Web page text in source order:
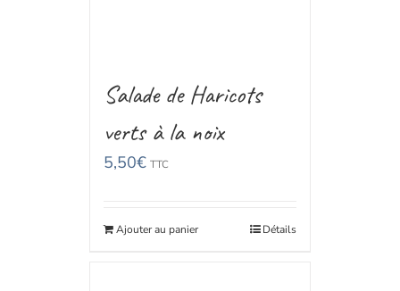
Salade de Haricots
verts à la noix
5,50€ TTC
Ajouter au panier Détails